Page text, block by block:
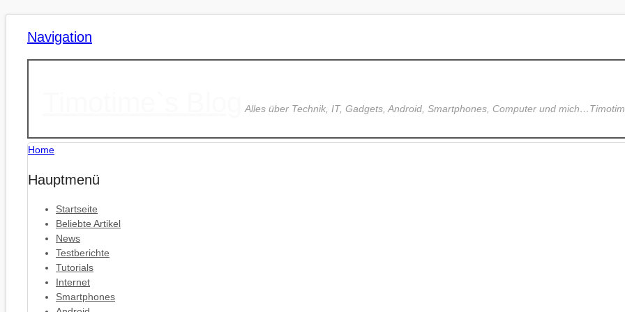
Navigation
Alles über Technik, IT, Gadgets, Android, Smartphones, Computer und
Home
Hauptmenü
Startseite
Beliebte Artikel
News
Testberichte
Tutorials
Internet
Smartphones